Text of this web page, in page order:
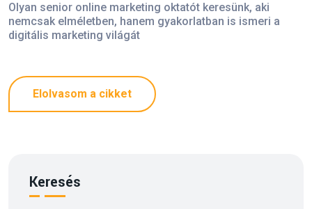
Olyan senior online marketing oktatót keresünk, aki
nemcsak elméletben, hanem gyakorlatban is ismeri a
digitális marketing világát
Elolvasom a cikket
Keresés